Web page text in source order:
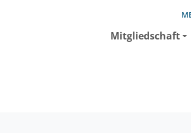
Mitgliedschaft